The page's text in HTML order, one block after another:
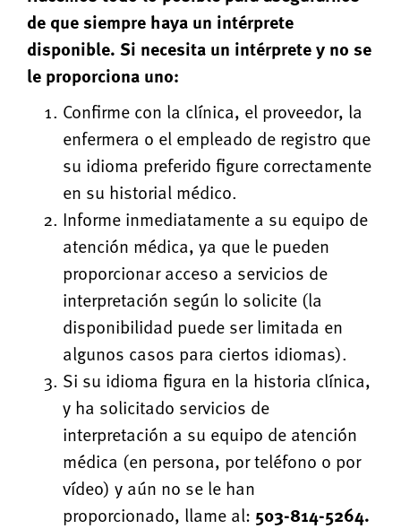
de que siempre haya un intérprete
disponible. Si necesita un intérprete y no se
le proporciona uno:
Confirme con la clínica, el proveedor, la
enfermera o el empleado de registro que
su idioma preferido figure correctamente
en su historial médico.
Informe inmediatamente a su equipo de
atención médica, ya que le pueden
proporcionar acceso a servicios de
interpretación según lo solicite (la
disponibilidad puede ser limitada en
algunos casos para ciertos idiomas).
Si su idioma figura en la historia clínica,
y ha solicitado servicios de
interpretación a su equipo de atención
médica (en persona, por teléfono o por
vídeo) y aún no se le han
proporcionado, llame al: 503-814-5264.